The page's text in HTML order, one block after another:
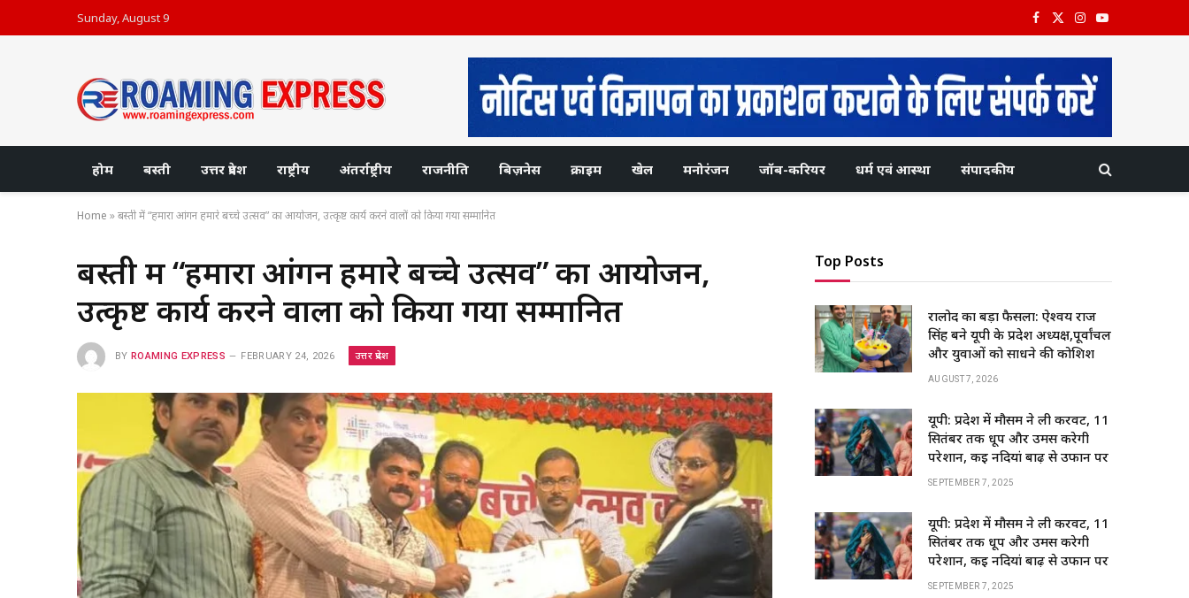
Sunday, August 9 Facebook
X
Instagram
YouTube
होम बस्ती उत्तर प्रदेश राष्ट्रीय अंतर्राष्ट्रीय राजनीति बिज़नेस क्राइम खेल मनोरंजन जॉब-करियर धर्म एवं आस्था संपादकीय
Home »बस्ती में “हमारा आंगन हमारे बच्चे उत्सव” का आयोजन, उत्कृष्ट कार्य करने वालों को किया गया सम्मानित
बस्ती में “हमारा आंगन हमारे बच्चे उत्सव” का आयोजन,
उत्कृष्ट कार्य करने वालों को किया गया सम्मानित
BY ROAMING EXPRESS FEBRUARY 24, 2026 उत्तर प्रदेश
Top Posts
रालोद का बड़ा फैसला: ऐश्वर्य राज
सिंह बने यूपी के प्रदेश अध्यक्ष,पूर्वांचल
और युवाओं को साधने की कोशिश
AUGUST 7, 2026
यूपी: प्रदेश में मौसम ने ली करवट, 11
सितंबर तक धूप और उमस करेगी
परेशान, कई नदियां बाढ़ से उफान पर
SEPTEMBER 7, 2025
यूपी: प्रदेश में मौसम ने ली करवट, 11
सितंबर तक धूप और उमस करेगी
परेशान, कई नदियां बाढ़ से उफान पर
SEPTEMBER 7, 2025